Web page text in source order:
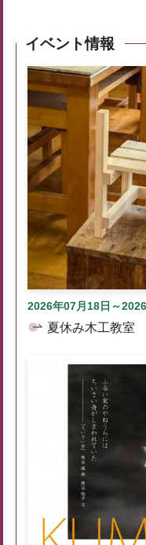
イベント情報
2026年07月18日～
夏休み木工教室